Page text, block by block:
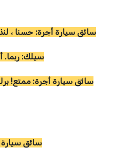
سائق سيارة أجرة: حسنا ،
سيلك: ربما.
سائق سيارة أجرة: ممتع!
سائق سيارة